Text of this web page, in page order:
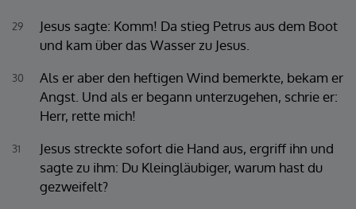
29
Jesus sagte: Komm! Da stieg Petrus aus dem Boot
und kam über das Wasser zu Jesus.
30
Als er aber den heftigen Wind bemerkte, bekam er
Angst. Und als er begann unterzugehen, schrie er:
Herr, rette mich!
31
Jesus streckte sofort die Hand aus, ergriff ihn und
sagte zu ihm: Du Kleingläubiger, warum hast du
gezweifelt?